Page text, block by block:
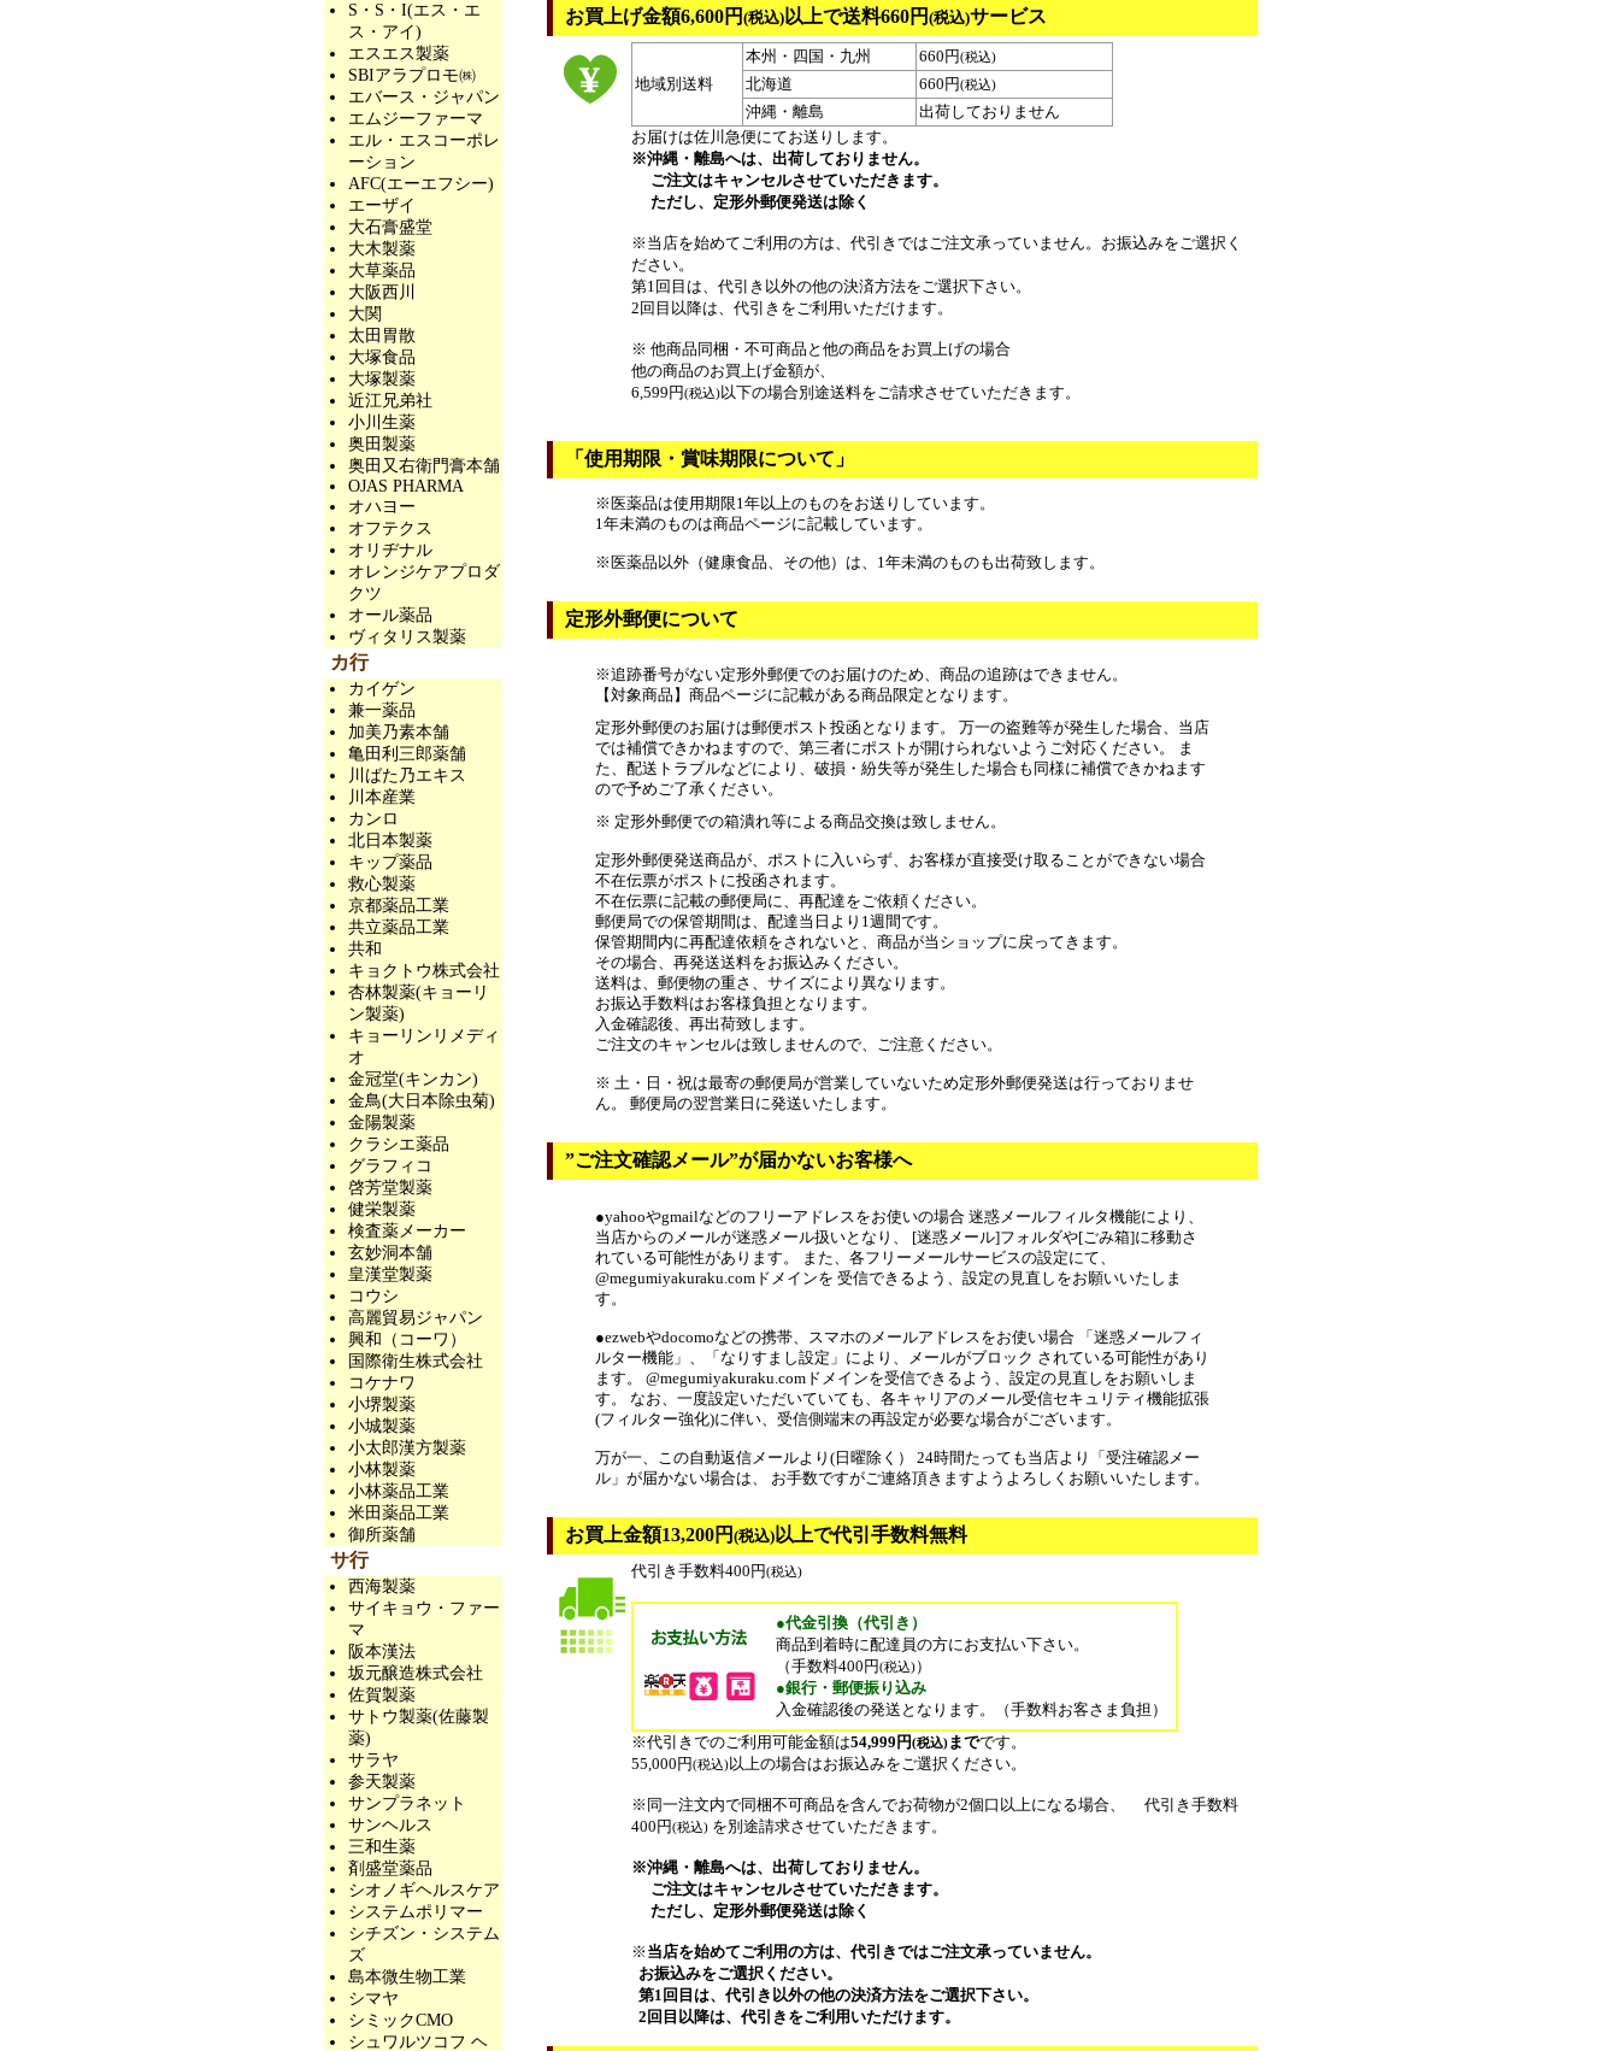
お買上げ金額6,600円 (税込)以上で送料660円 (税込)サービス
地域別送料
本州・四国・九州 660円(税込)
北海道 660円(税込)
沖縄・離島
出荷しておりません
お届けは佐川急便にてお送りします。
※沖縄・離島へは、出荷しておりません。
ご注文はキャンセルさせていただきます。
ただし、定形外郵便発送は除く
※当店を始めてご利用の方は、代引きではご注文承っていません。お振込みをご選択く
ださい。
第1回目は、代引き以外の他の決済方法をご選択下さい。
2回目以降は、代引きをご利用いただけます。
※ 他商品同梱・不可商品と他の商品をお買上げの場合
他の商品のお買上げ金額が、
6,599円(税込)以下の場合別途送料をご請求させていただきます。
「使用期限・賞味期限について」
※医薬品は使用期限1年以上のものをお送りしています。
1年未満のものは商品ページに記載しています。
※医薬品以外（健康食品、その他）は、1年未満のものも出荷致します。
定形外郵便について
※追跡番号がない定形外郵便でのお届けのため、商品の追跡はできません。
【対象商品】商品ページに記載がある商品限定となります。
定形外郵便のお届けは郵便ポスト投函となります。 万一の盗難等が発生した場合、当店
では補償できかねますので、第三者にポストが開けられないようご対応ください。 ま
た、配送トラブルなどにより、破損・紛失等が発生した場合も同様に補償できかねます
ので予めご了承ください。
※ 定形外郵便での箱潰れ等による商品交換は致しません。
定形外郵便発送商品が、ポストに入いらず、お客様が直接受け取ることができない場合
不在伝票がポストに投函されます。
不在伝票に記載の郵便局に、再配達をご依頼ください。
郵便局での保管期間は、配達当日より1週間です。
保管期間内に再配達依頼をされないと、商品が当ショップに戻ってきます。
その場合、再発送送料をお振込みください。
送料は、郵便物の重さ、サイズにより異なります。
お振込手数料はお客様負担となります。
入金確認後、再出荷致します。
ご注文のキャンセルは致しませんので、ご注意ください。
※ 土・日・祝は最寄の郵便局が営業していないため定形外郵便発送は行っておりませ
ん。 郵便局の翌営業日に発送いたします。
”ご注文確認メール”が届かないお客様へ
●yahooやgmailなどのフリーアドレスをお使いの場合 迷惑メールフィルタ機能により、
当店からのメールが迷惑メール扱いとなり、 [迷惑メール]フォルダや[ごみ箱]に移動さ
れている可能性があります。 また、各フリーメールサービスの設定にて、
@megumiyakuraku.comドメインを 受信できるよう、設定の見直しをお願いいたしま
す。
●ezwebやdocomoなどの携帯、スマホのメールアドレスをお使い場合 「迷惑メールフィ
ルター機能」、「なりすまし設定」により、メールがブロック されている可能性があり
ます。 @megumiyakuraku.comドメインを受信できるよう、設定の見直しをお願いしま
す。 なお、一度設定いただいていても、各キャリアのメール受信セキュリティ機能拡張
(フィルター強化)に伴い、受信側端末の再設定が必要な場合がございます。
万が一、この自動返信メールより(日曜除く） 24時間たっても当店より「受注確認メー
ル」が届かない場合は、 お手数ですがご連絡頂きますようよろしくお願いいたします。
お買上金額13,200円 (税込)以上で代引手数料無料
代引き手数料400円(税込)
●代金引換（代引き）
商品到着時に配達員の方にお支払い下さい。
（手数料400円(税込)）
●銀行・郵便振り込み
入金確認後の発送となります。（手数料お客さま負担）
※代引きでのご利用可能金額は54,999円(税込)までです。
55,000円(税込)以上の場合はお振込みをご選択ください。
※同一注文内で同梱不可商品を含んでお荷物が2個口以上になる場合、 代引き手数料
400円(税込)を別途請求させていただきます。
※沖縄・離島へは、出荷しておりません。
ご注文はキャンセルさせていただきます。
ただし、定形外郵便発送は除く
※ 当店を始めてご利用の方は、代引きではご注文承っていません。
お振込みをご選択ください。
第1回目は、代引き以外の他の決済方法をご選択下さい。
2回目以降は、代引きをご利用いただけます。
S・S・I(エス・エ
ス・アイ)
エスエス製薬
SBIアラプロモ㈱
エバース・ジャパン
エムジーファーマ
エル・エスコーポレ
ーション
AFC(エーエフシー)
エーザイ
大石膏盛堂
大木製薬
大草薬品
大阪西川
大関
太田胃散
大塚食品
大塚製薬
近江兄弟社
小川生薬
奥田製薬
奥田又右衛門膏本舗
OJAS PHARMA
オハヨー
オフテクス
オリヂナル
オレンジケアプロダ
クツ
オール薬品
ヴィタリス製薬
カ行
カイゲン
兼一薬品
加美乃素本舗
亀田利三郎薬舗
川ばた乃エキス
川本産業
カンロ
北日本製薬
キップ薬品
救心製薬
京都薬品工業
共立薬品工業
共和
キョクトウ株式会社
杏林製薬(キョーリ
ン製薬)
キョーリンリメディ
オ
金冠堂(キンカン)
金鳥(大日本除虫菊)
金陽製薬
クラシエ薬品
グラフィコ
啓芳堂製薬
健栄製薬
検査薬メーカー
玄妙洞本舗
皇漢堂製薬
コウシ
高麗貿易ジャパン
興和（コーワ）
国際衛生株式会社
コケナワ
小堺製薬
小城製薬
小太郎漢方製薬
小林製薬
小林薬品工業
米田薬品工業
御所薬舗
サ行
西海製薬
サイキョウ・ファー
マ
阪本漢法
坂元醸造株式会社
佐賀製薬
サトウ製薬(佐藤製
薬)
サラヤ
参天製薬
サンプラネット
サンヘルス
三和生薬
剤盛堂薬品
シオノギヘルスケア
システムポリマー
シチズン・システム
ズ
島本微生物工業
シマヤ
シミックCMO
シュワルツコフ ヘ